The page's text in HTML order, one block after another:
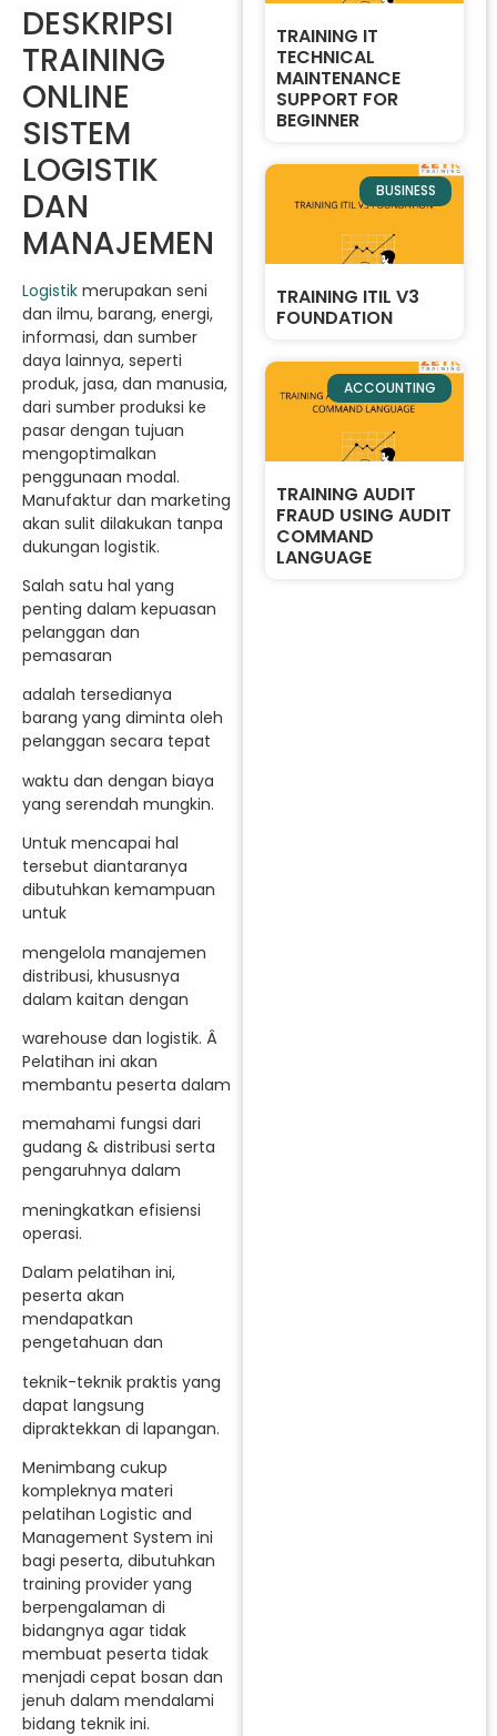
DESKRIPSI
TRAINING
ONLINE
SISTEM
LOGISTIK
DAN
MANAJEMEN
Logistik merupakan seni
dan ilmu, barang, energi,
informasi, dan sumber
daya lainnya, seperti
produk, jasa, dan manusia,
dari sumber produksi ke
pasar dengan tujuan
mengoptimalkan
penggunaan modal.
Manufaktur dan marketing
akan sulit dilakukan tanpa
dukungan logistik.
Salah satu hal yang
penting dalam kepuasan
pelanggan dan
pemasaran
adalah tersedianya
barang yang diminta oleh
pelanggan secara tepat
waktu dan dengan biaya
yang serendah mungkin.
Untuk mencapai hal
tersebut diantaranya
dibutuhkan kemampuan
untuk
mengelola manajemen
distribusi, khususnya
dalam kaitan dengan
warehouse dan logistik. Â
Pelatihan ini akan
membantu peserta dalam
memahami fungsi dari
gudang & distribusi serta
pengaruhnya dalam
meningkatkan efisiensi
operasi.
Dalam pelatihan ini,
peserta akan
mendapatkan
pengetahuan dan
teknik-teknik praktis yang
dapat langsung
dipraktekkan di lapangan.
Menimbang cukup
kompleknya materi
pelatihan Logistic and
Management System ini
bagi peserta, dibutuhkan
training provider yang
berpengalaman di
bidangnya agar tidak
membuat peserta tidak
menjadi cepat bosan dan
jenuh dalam mendalami
bidang teknik ini.
TRAINING IT
TECHNICAL
MAINTENANCE
SUPPORT FOR
BEGINNER
BUSINESS
TRAINING ITIL V3
FOUNDATION
ACCOUNTING
TRAINING AUDIT
FRAUD USING AUDIT
COMMAND
LANGUAGE